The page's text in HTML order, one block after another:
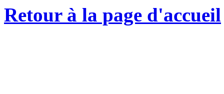
Retour à la page d'accueil